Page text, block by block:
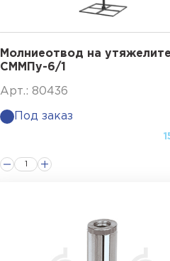
Молниеотвод на
СММПу-6/1
Арт.: 80436
Под заказ